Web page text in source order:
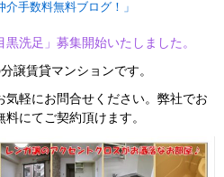
手数料無料ブログ！」
洗足」募集開始いたしました。
賃貸マンションです。
軽にお問合せください。弊社でお
にてご契約頂けます。